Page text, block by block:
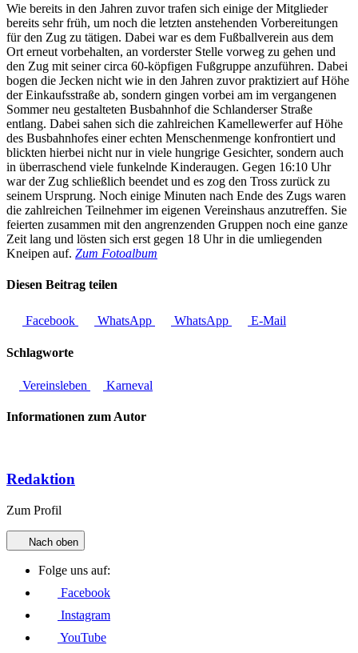
Wie bereits in den Jahren zuvor trafen sich einige der Mitglieder
bereits sehr früh, um noch die letzten anstehenden Vorbereitungen
für den Zug zu tätigen. Dabei war es dem Fußballverein aus dem
Ort erneut vorbehalten, an vorderster Stelle vorweg zu gehen und
den Zug mit seiner circa 60-köpfigen Fußgruppe anzuführen. Dabei
bogen die Jecken nicht wie in den Jahren zuvor praktiziert auf Höhe
der Einkaufsstraße ab, sondern gingen vorbei am im vergangenen
Sommer neu gestalteten Busbahnhof die Schlanderser Straße
entlang. Dabei sahen sich die zahlreichen Kamellewerfer auf Höhe
des Busbahnhofes einer echten Menschenmenge konfrontiert und
blickten hierbei nicht nur in viele hungrige Gesichter, sondern auch
in überraschend viele funkelnde Kinderaugen. Gegen 16:10 Uhr
war der Zug schließlich beendet und es zog den Tross zurück zu
seinem Ursprung. Noch einige Minuten nach Ende des Zugs waren
die zahlreichen Teilnehmer im eigenen Vereinshaus anzutreffen. Sie
feierten zusammen mit den angrenzenden Gruppen noch eine ganze
Zeit lang und lösten sich erst gegen 18 Uhr in die umliegenden
Kneipen auf. Zum Fotoalbum
Diesen Beitrag teilen
Facebook WhatsApp WhatsApp E-Mail
Schlagworte
Vereinsleben Karneval
Informationen zum Autor
Redaktion
Zum Profil
Nach oben
Folge uns auf:
Facebook
Instagram
YouTube